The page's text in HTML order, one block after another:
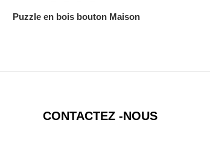
AJOUTER AU DEVIS
Puzzle en bois bouton Maison
CONTACTEZ -NOUS